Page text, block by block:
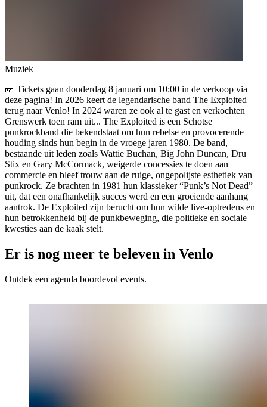
Muziek
🎫 Tickets gaan donderdag 8 januari om 10:00 in de verkoop via
deze pagina! In 2026 keert de legendarische band The Exploited
terug naar Venlo! In 2024 waren ze ook al te gast en verkochten
Grenswerk toen ram uit... The Exploited is een Schotse
punkrockband die bekendstaat om hun rebelse en provocerende
houding sinds hun begin in de vroege jaren 1980. De band,
bestaande uit leden zoals Wattie Buchan, Big John Duncan, Dru
Stix en Gary McCormack, weigerde concessies te doen aan
commercie en bleef trouw aan de ruige, ongepolijste esthetiek van
punkrock. Ze brachten in 1981 hun klassieker “Punk’s Not Dead”
uit, dat een onafhankelijk succes werd en een groeiende aanhang
aantrok. De Exploited zijn berucht om hun wilde live-optredens en
hun betrokkenheid bij de punkbeweging, die politieke en sociale
kwesties aan de kaak stelt.
Er is nog meer te beleven in Venlo
Ontdek een agenda boordevol events.